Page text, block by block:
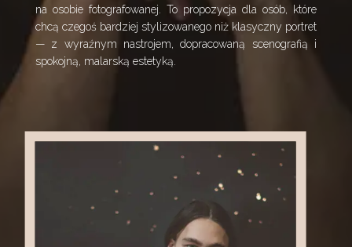
na osobie fotografowanej. To propozycja dla osób, które
chcą czegoś bardziej stylizowanego niż klasyczny portret
— z wyraźnym nastrojem, dopracowaną scenografią i
spokojną, malarską estetyką.